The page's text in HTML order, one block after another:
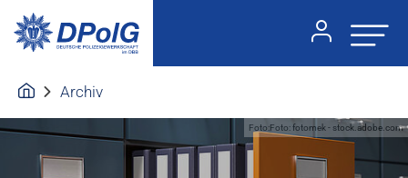
Archiv
Foto:Foto: fotomek - stock.adobe.com